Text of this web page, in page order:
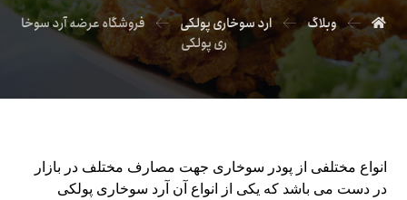
وبلاگ ارد سوخاری پولکی
فروشگاه عرضه آرد سوخا
ری پولکی
انواع مختلفی از پودر سوخاری جهت مصارف مختلف در بازار
در دست می باشد که یکی از انواع آن آرد سوخاری پولکی